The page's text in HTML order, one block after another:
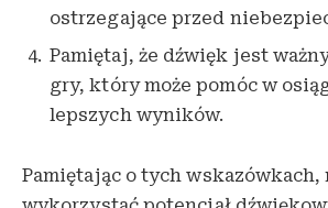
ostrzegające przed
Pamiętaj, że dźwięk jest
gry, który może pomóc w
lepszych wyników.
Pamiętając o tych wskazówkach,